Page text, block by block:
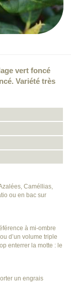
vert foncé
Variété très
Caméllias,
ou en bac sur
à mi-ombre
d’un volume triple
enterrer la motte : le
un engrais